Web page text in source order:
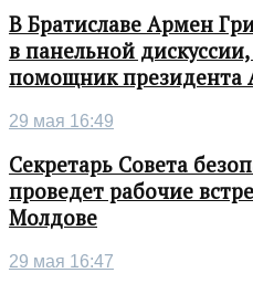
В Братиславе Армен
в панельной
помощник президента
29 мая 16:49
Секретарь Совета
проведет рабочие
Молдове
29 мая 16:47